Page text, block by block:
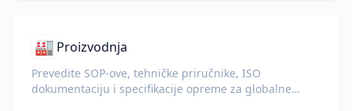
🏭 Proizvodnja
Prevedite SOP-ove, tehničke priručnike, ISO
dokumentaciju i specifikacije opreme za globalne